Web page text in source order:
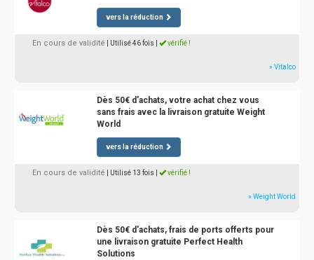
vers la réduction
En cours de validité | Utilisé 46 fois vérifié !
» Vitalco
Dès 50€ d'achats, votre achat chez vous
sans frais avec la livraison gratuite Weight
World
vers la réduction
En cours de validité | Utilisé 13 fois vérifié !
» Weight World
Dès 50€ d'achats, frais de ports offerts pour
une livraison gratuite Perfect Health
Solutions